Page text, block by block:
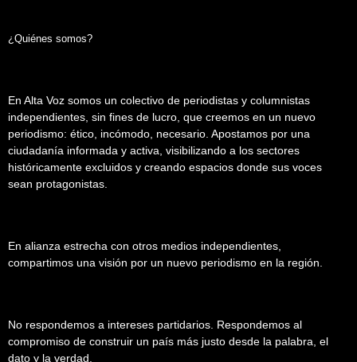
¿Quiénes somos?
En Alta Voz somos un colectivo de periodistas y columnistas
independientes, sin fines de lucro, que creemos en un nuevo
periodismo: ético, incómodo, necesario. Apostamos por una
ciudadanía informada y activa, visibilizando a los sectores
históricamente excluidos y creando espacios donde sus voces
sean protagonistas.
En alianza estrecha con otros medios independientes,
compartimos una visión por un nuevo periodismo en la región.
No respondemos a intereses partidarios. Respondemos al
compromiso de construir un país más justo desde la palabra, el
dato y la verdad.